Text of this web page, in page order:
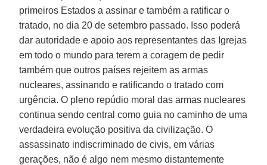
primeiros Estados a assinar e também a ratificar o
tratado, no dia 20 de setembro passado. Isso poderá
dar autoridade e apoio aos representantes das Igrejas
em todo o mundo para terem a coragem de pedir
também que outros países rejeitem as armas
nucleares, assinando e ratificando o tratado com
urgência. O pleno repúdio moral das armas nucleares
continua sendo central como guia no caminho de uma
verdadeira evolução positiva da civilização. O
assassinato indiscriminado de civis, em várias
gerações, não é algo nem mesmo distantemente